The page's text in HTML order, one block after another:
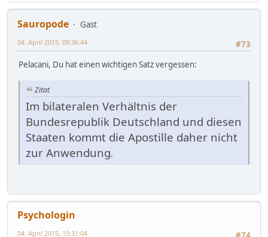
Sauropode
Gast
#73
04. April 2015, 08:36:44
Pelacani, Du hat einen wichtigen Satz vergessen:
Zitat
Im bilateralen Verhältnis der
Bundesrepublik Deutschland und diesen
Staaten kommt die Apostille daher nicht
zur Anwendung.
Psychologin
04. April 2015, 10:31:04